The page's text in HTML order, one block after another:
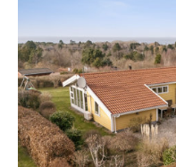
5,
Ordrup,
4540
Fårevejle